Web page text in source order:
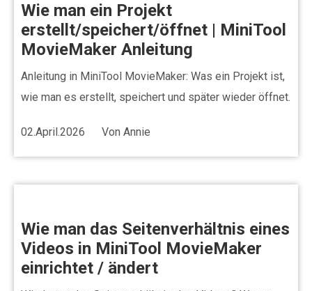
Wie man ein Projekt
erstellt/speichert/öffnet | MiniTool
MovieMaker Anleitung
Anleitung in MiniTool MovieMaker: Was ein Projekt ist,
wie man es erstellt, speichert und später wieder öffnet.
02.April.2026 Von Annie
Wie man das Seitenverhältnis eines
Videos in MiniTool MovieMaker
einrichtet / ändert